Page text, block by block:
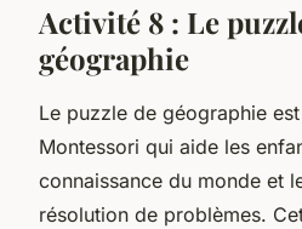
Activité 8 : Le
géographie
Le puzzle de géographie
Montessori qui aide les
connaissance du monde et
résolution de problèmes.